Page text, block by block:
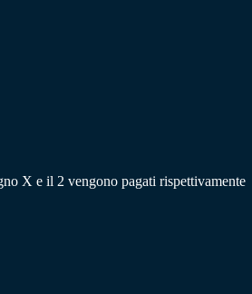
X e il 2 vengono pagati rispettivamente